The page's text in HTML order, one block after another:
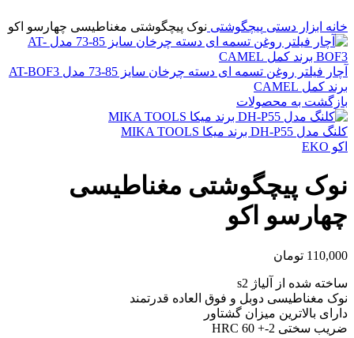
خانه ابزار دستی پیچگوشتی نوک پیچگوشتی مغناطیسی چهارسو اکو
آچار فیلتر روغن تسمه ای دسته چرخان سایز 85-73 مدل AT-BOF3
برند کمل CAMEL
بازگشت به محصولات
کلنگ مدل DH-P55 برند میکا MIKA TOOLS
اکو EKO
نوک پیچگوشتی مغناطیسی
چهارسو اکو
110,000 تومان
ساخته شده از آلیاژ s2
نوک مغناطیسی دوبل و فوق العاده قدرتمند
دارای بالاترین میزان گشتاور
ضریب سختی HRC 60 +-2